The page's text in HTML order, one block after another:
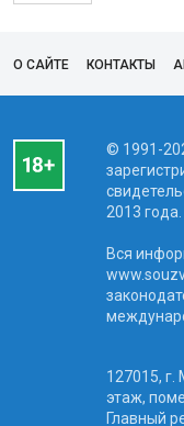
О САЙТЕ КОНТАКТЫ
© 1991-
2013 года.
Вся
127015, г.
этаж,
Главный